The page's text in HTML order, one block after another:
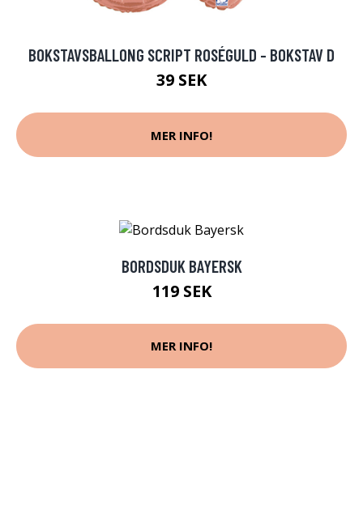
BOKSTAVSBALLONG SCRIPT ROSÉGULD - BOKSTAV D
39 SEK
MER INFO!
BORDSDUK BAYERSK
119 SEK
MER INFO!